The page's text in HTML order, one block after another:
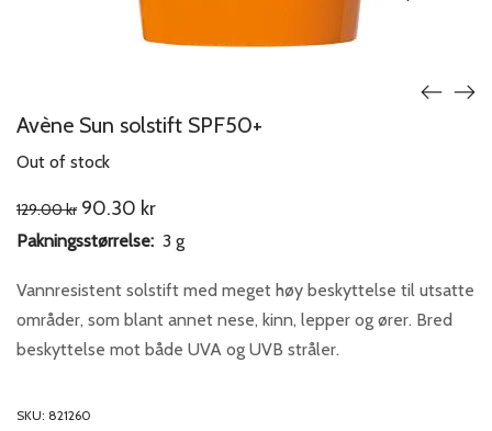
Avène Sun solstift SPF50+
Out of stock
129.00kr Original
was:
90.30 krCurrent
is:
Pakningsstørrelse: 3 g
Vannresistent solstift med meget høy beskyttelse til utsatte
områder, som blant annet nese, kinn, lepper og ører. Bred
beskyttelse mot både UVA og UVB stråler.
SKU: 821260